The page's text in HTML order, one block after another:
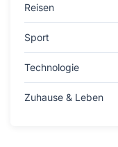
Reisen
Sport
Technologie
Zuhause & Leben